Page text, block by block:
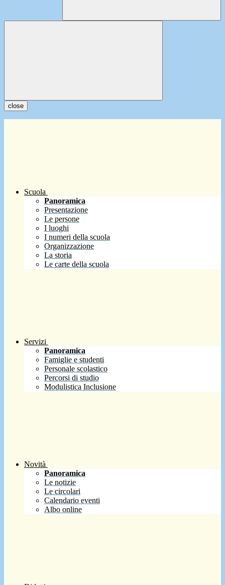
close
Scuola
Panoramica
Presentazione
Le persone
I luoghi
I numeri della scuola
Organizzazione
La storia
Le carte della scuola
Servizi
Panoramica
Famiglie e studenti
Personale scolastico
Percorsi di studio
Modulistica Inclusione
Novità
Panoramica
Le notizie
Le circolari
Calendario eventi
Albo online